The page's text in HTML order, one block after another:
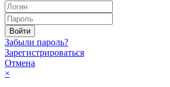
Забыли пароль?
Зарегистрироваться
Отмена
×